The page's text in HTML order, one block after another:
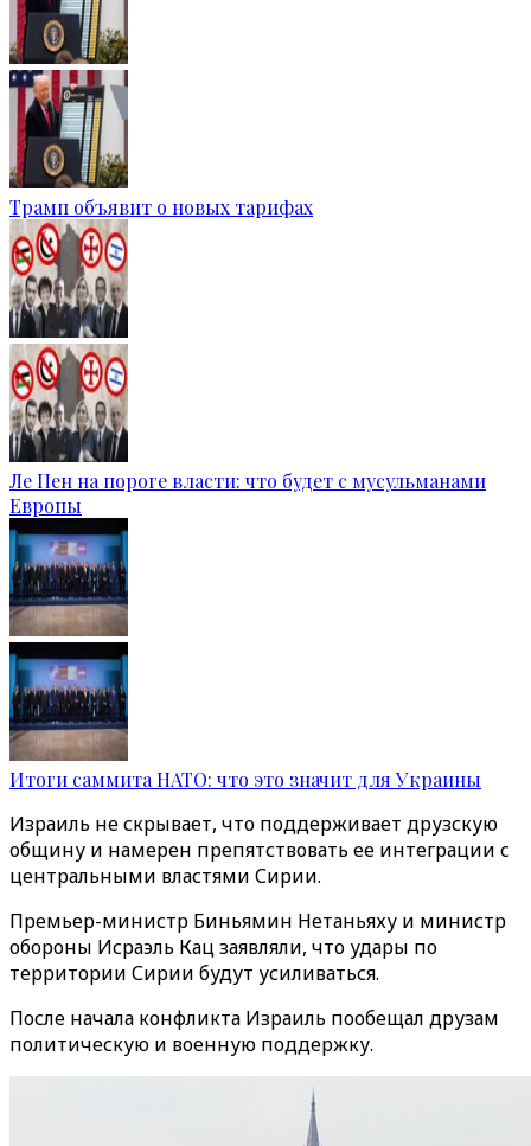
Трамп объявит о новых тарифах
Ле Пен на пороге власти: что будет с мусульманами
Европы
Итоги саммита НАТО: что это значит для Украины
Израиль не скрывает, что поддерживает друзскую
общину и намерен препятствовать ее интеграции с
центральными властями Сирии.
Премьер-министр Биньямин Нетаньяху и министр
обороны Исраэль Кац заявляли, что удары по
территории Сирии будут усиливаться.
После начала конфликта Израиль пообещал друзам
политическую и военную поддержку.